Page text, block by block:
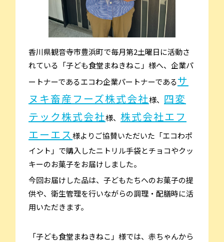
香川県観音寺市豊浜町で毎月第2土曜日に活動さ
れている「子ども食堂まねきねこ」様へ、企業パ
ートナーであるエコわ企業パートナーであるサ
ヌキ畜産フーズ株式会社様、 四変
テック株式会社様、 株式会社エフ
エーエス様よりご協賛いただいた「エコわポ
イント」で購入したニトリル手袋とチョコやクッ
キーのお菓子をお届けしました。
今回お届けした品は、子どもたちへのお菓子の提
供や、衛生管理を行いながらの調理・配膳時に活
用いただきます。
「子ども食堂まねきねこ」様では、赤ちゃんから